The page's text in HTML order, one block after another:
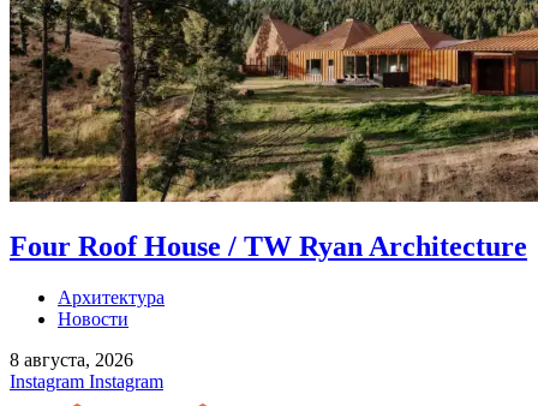
Four Roof House / TW Ryan Architecture
Архитектура
Новости
8 августа, 2026
Instagram Instagram